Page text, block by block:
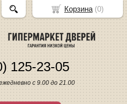
125-23-05
с 9.00 до 21.00
Корзина(0)